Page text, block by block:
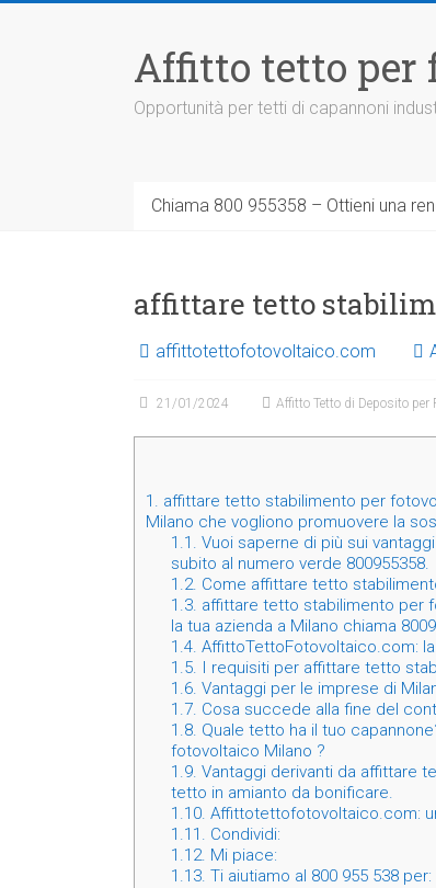
Affitto tetto per
Opportunità per tetti di capannoni
Chiama 800 955358 – Ottieni una
affittare tetto
affittotettofotovoltaico.com
21/01/2024 Affitto Tetto di Deposito per
1. affittare tetto stabilimento per
Milano che vogliono promuovere la
1.1. Vuoi saperne di più sui
subito al numero verde 800955358.
1.2. Come affittare tetto
1.3. affittare tetto stabilimento per
la tua azienda a Milano chiama
1.4. AffittoTettoFotovoltaico.com:
1.5. I requisiti per affittare tetto
1.6. Vantaggi per le imprese di
1.7. Cosa succede alla fine del
1.8. Quale tetto ha il tuo
fotovoltaico Milano ?
1.9. Vantaggi derivanti da affittare
tetto in amianto da bonificare.
1.10. Affittotettofotovoltaico.com:
1.11. Condividi:
1.12. Mi piace:
1.13. Ti aiutiamo al 800 955 538 per: